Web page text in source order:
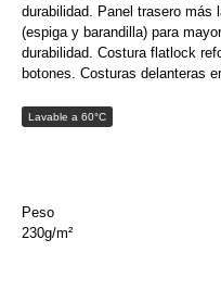
durabilidad. Panel trasero más
(espiga y barandilla) para
durabilidad. Costura flatlock
botones. Costuras delanteras
Lavable a 60°C
Peso
230g/m²